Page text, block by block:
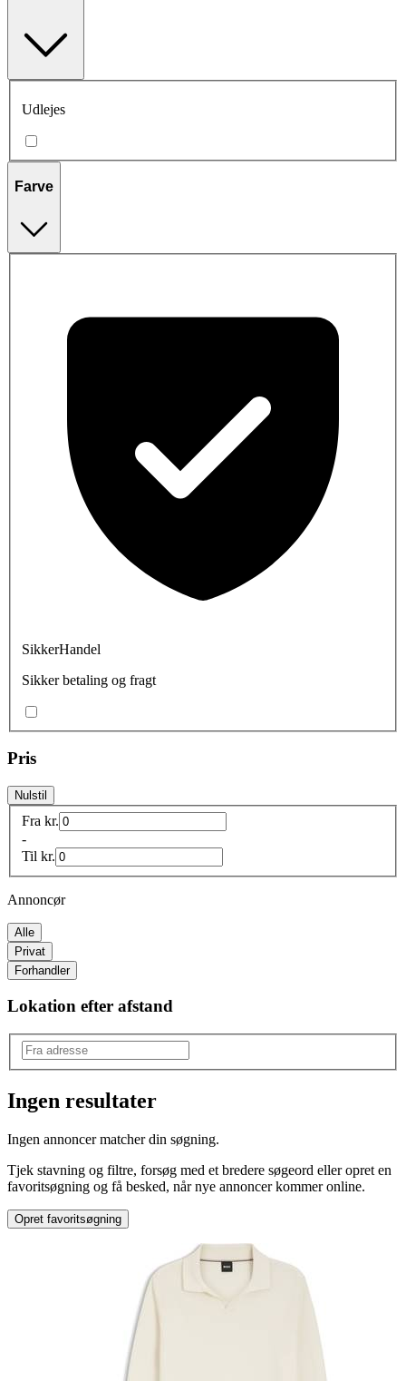
Udlejes
Farve
SikkerHandel
Sikker betaling og fragt
Pris
Nulstil
Fra kr.
-
Til kr.
Annoncør
Alle
Privat
Forhandler
Lokation efter afstand
Sweater & strik
Ingen resultater
Ingen annoncer matcher din søgning.
Tjek stavning og filtre, forsøg med et bredere søgeord eller opret en
favoritsøgning og få besked, når nye annoncer kommer online.
Opret favoritsøgning